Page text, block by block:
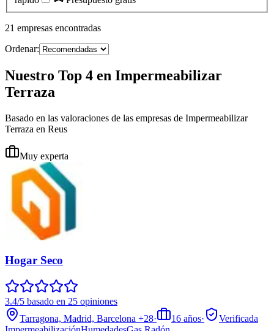
21 empresas encontradas
Ordenar:
Nuestro Top 4 en Impermeabilizar
Terraza
Basado en las valoraciones de las empresas de Impermeabilizar
Terraza en Reus
Muy experta
Hogar Seco
3.4/5 basado en 25 opiniones
Tarragona, Madrid, Barcelona +28· 16 años·
Verificada